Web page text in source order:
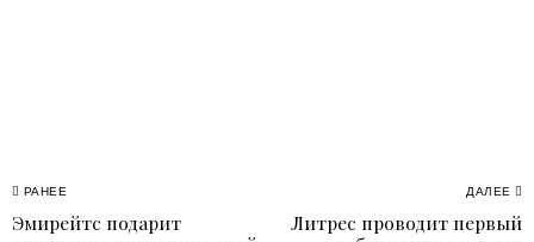
Навигация
РАНЕЕ
Previous
Эмирейтс подарит
ДАЛЕЕ
Литрес проводит первый